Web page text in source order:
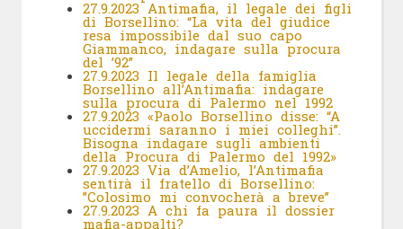
27.9.2023 Antimafia, il legale dei figli
di Borsellino: “La vita del giudice
resa impossibile dal suo capo
Giammanco, indagare sulla procura
del ’92”
27.9.2023 Il legale della famiglia
Borsellino all’Antimafia: indagare
sulla procura di Palermo nel 1992
27.9.2023 «Paolo Borsellino disse: “A
uccidermi saranno i miei colleghi”.
Bisogna indagare sugli ambienti
della Procura di Palermo del 1992»
27.9.2023 Via d’Amelio, l’Antimafia
sentirà il fratello di Borsellino:
”Colosimo mi convocherà a breve”
27.9.2023 A chi fa paura il dossier
mafia-appalti?